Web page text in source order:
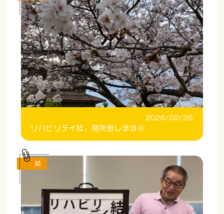
2026/02/26
リハビリデイ結、閉所致します⑥
結